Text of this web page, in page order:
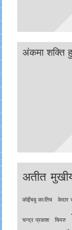
अंकमा शक्ति
अतीत
काेइँचबु काःतिच केदार
चन्द्र प्रकाश चिमरु